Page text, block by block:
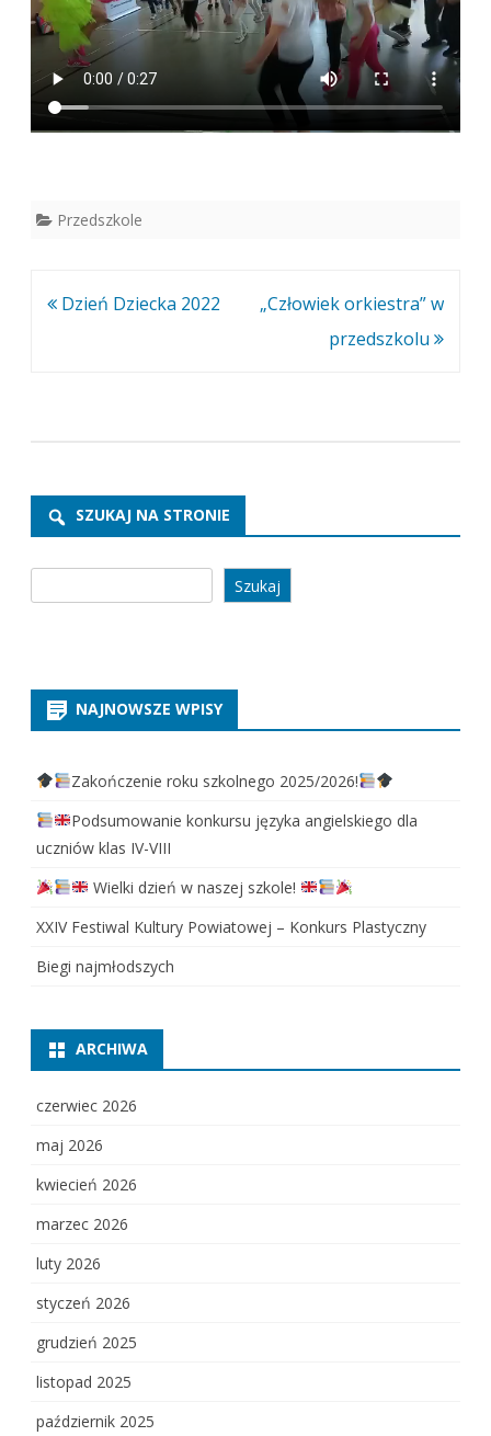
Przedszkole
Nawigacja
Dzień Dziecka 2022
„Człowiek orkiestra” w
przedszkolu
SZUKAJ NA STRONIE
Szukaj
NAJNOWSZE WPISY
Zakończenie roku szkolnego 2025/2026!
Podsumowanie konkursu języka angielskiego dla
uczniów klas IV-VIII
Wielki dzień w naszej szkole!
XXIV Festiwal Kultury Powiatowej – Konkurs Plastyczny
Biegi najmłodszych
ARCHIWA
czerwiec 2026
maj 2026
kwiecień 2026
marzec 2026
luty 2026
styczeń 2026
grudzień 2025
listopad 2025
październik 2025